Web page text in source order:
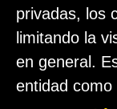
privadas, los
limitando la
en general.
entidad como